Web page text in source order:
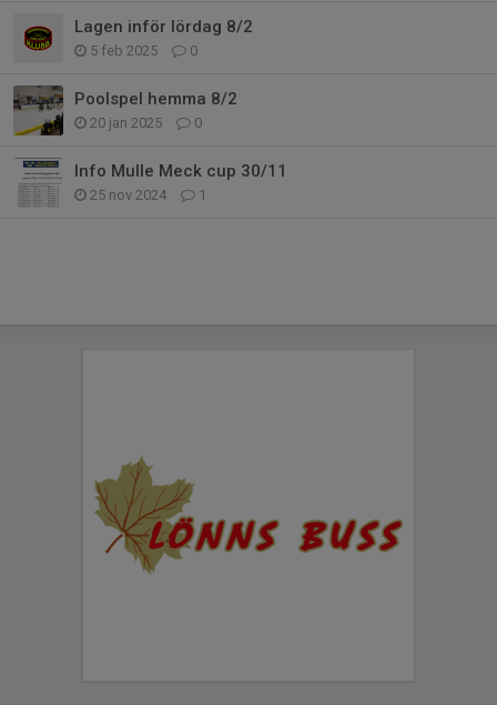
Lagen inför lördag 8/2
5 feb 2025 0
Poolspel hemma 8/2
20 jan 2025 0
Info Mulle Meck cup 30/11
25 nov 2024 1